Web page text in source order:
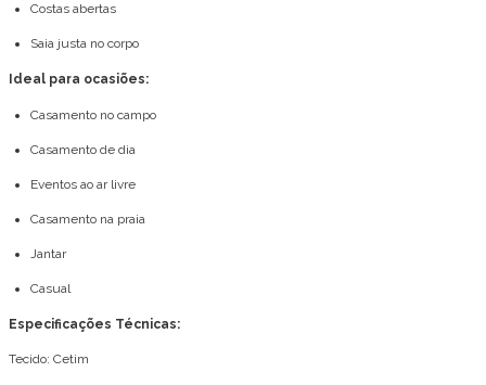
Costas abertas
Saia justa no corpo
Ideal para ocasiões:
Casamento no campo
Casamento de dia
Eventos ao ar livre
Casamento na praia
Jantar
Casual
Especificações Técnicas:
Tecido: Cetim